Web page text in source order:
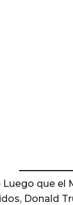
Luego que el
Donald